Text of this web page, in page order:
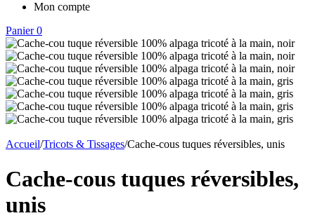
Mon compte
Panier 0
Accueil/Tricots & Tissages/Cache-cous tuques réversibles, unis
Cache-cous tuques réversibles,
unis